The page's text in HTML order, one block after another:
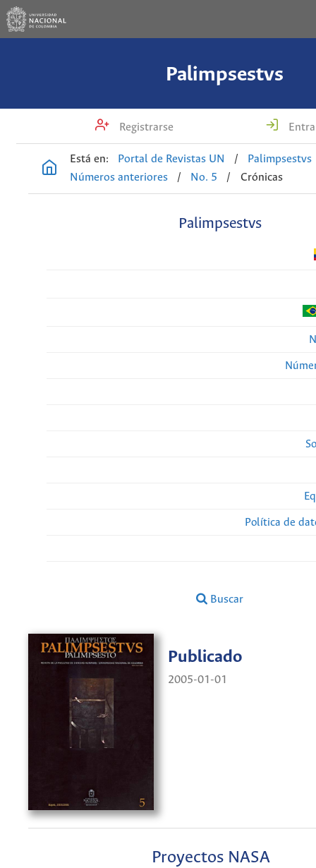
Palimpsestvs
Registrarse
Está en: Portal de Revistas UN /
Palimpsestvs
Números anteriores
/ No. 5 / Crónicas
Palimpsestvs
Política de
Buscar
Publicado
2005-01-01
Proyectos NASA